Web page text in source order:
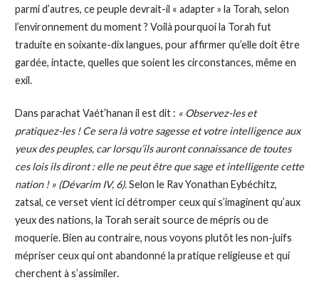
parmi d’autres, ce peuple devrait-il « adapter » la Torah, selon
l’environnement du moment ? Voilà pourquoi la Torah fut
traduite en soixante-dix langues, pour affirmer qu’elle doit être
gardée, intacte, quelles que soient les circonstances, même en
exil.
Dans parachat Vaét’hanan il est dit : « Observez-les et
pratiquez-les ! Ce sera là votre sagesse et votre intelligence aux
yeux des peuples, car lorsqu’ils auront connaissance de toutes
ces lois ils diront : elle ne peut être que sage et intelligente cette
nation ! » (Dévarim IV, 6).Selon le Rav Yonathan Eybéchitz,
zatsal, ce verset vient ici détromper ceux qui s’imaginent qu’aux
yeux des nations, la Torah serait source de mépris ou de
moquerie. Bien au contraire, nous voyons plutôt les non-juifs
mépriser ceux qui ont abandonné la pratique religieuse et qui
cherchent à s’assimiler.